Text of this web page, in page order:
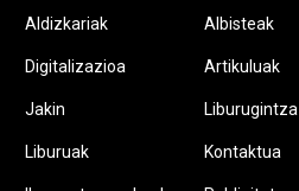
Aldizkariak
Digitalizazioa
Jakin
Liburuak
Albisteak
Artikuluak
Liburugintza
Kontaktua